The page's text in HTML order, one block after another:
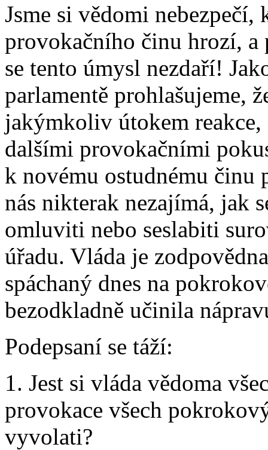
Jsme si vědomi nebezpečí,
provokačního činu hrozí, a
se tento úmysl nezdaří!
parlamentě prohlašujeme,
jakýmkoliv útokem
dalšími provokačními
k novému ostudnému činu
nás nikterak nezajímá, jak
omluviti nebo seslabiti
úřadu. Vláda je
spáchaný dnes na
bezodkladně učinila
Podepsaní se táží:
1. Jest si vláda vědoma
provokace všech
vyvolati?